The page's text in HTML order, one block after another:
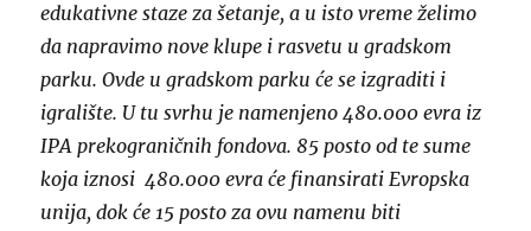
edukativne staze za šetanje, a u isto vreme želimo
da napravimo nove klupe i rasvetu u gradskom
parku. Ovde u gradskom parku će se izgraditi i
igralište. U tu svrhu je namenjeno 480.000 evra iz
IPA prekograničnih fondova. 85 posto od te sume
koja iznosi 480.000 evra će finansirati Evropska
unija, dok će 15 posto za ovu namenu biti